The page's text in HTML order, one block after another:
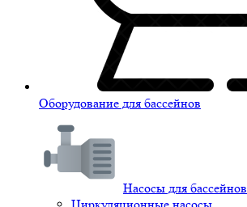
Оборудование для бассейнов
Насосы для бассейнов